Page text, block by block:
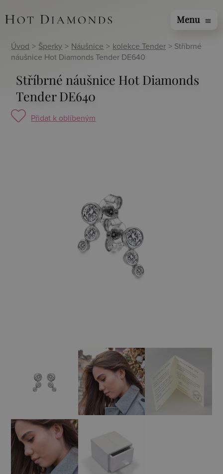
Menu menu
Úvod > Šperky > Náušnice > kolekce Tender > Stříbrné
náušnice Hot Diamonds Tender DE640
Stříbrné náušnice Hot Diamonds
Tender DE640
Přidat k oblíbeným